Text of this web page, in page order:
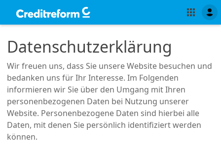
Datenschutzerklärung
Wir freuen uns, dass Sie unsere Website besuchen und
bedanken uns für Ihr Interesse. Im Folgenden
informieren wir Sie über den Umgang mit Ihren
personenbezogenen Daten bei Nutzung unserer
Website. Personenbezogene Daten sind hierbei alle
Daten, mit denen Sie persönlich identifiziert werden
können.